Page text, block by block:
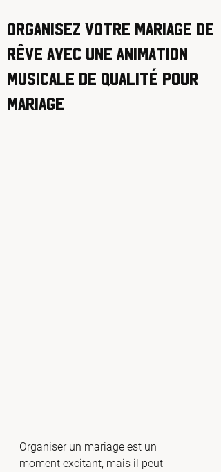
Organisez votre mariage de
rêve avec une Animation
Musicale de Qualité pour
Mariage
Organiser un mariage est un
moment excitant, mais il peut